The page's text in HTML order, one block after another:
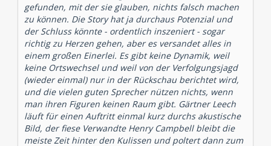
gefunden, mit der sie glauben, nichts falsch machen
zu können. Die Story hat ja durchaus Potenzial und
der Schluss könnte - ordentlich inszeniert - sogar
richtig zu Herzen gehen, aber es versandet alles in
einem großen Einerlei. Es gibt keine Dynamik, weil
keine Ortswechsel und weil von der Verfolgungsjagd
(wieder einmal) nur in der Rückschau berichtet wird,
und die vielen guten Sprecher nützen nichts, wenn
man ihren Figuren keinen Raum gibt. Gärtner Leech
läuft für einen Auftritt einmal kurz durchs akustische
Bild, der fiese Verwandte Henry Campbell bleibt die
meiste Zeit hinter den Kulissen und poltert dann zum